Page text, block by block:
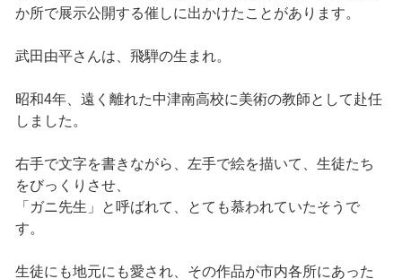
か所で展示公開する催しに出かけたことがあります。
武田由平さんは、飛騨の生まれ。
昭和4年、遠く離れた中津南高校に美術の教師として赴任
しました。
右手で文字を書きながら、左手で絵を描いて、生徒たち
をびっくりさせ、
「ガニ先生」と呼ばれて、とても慕われていたそうで
す。
生徒にも地元にも愛され、その作品が市内各所にあった